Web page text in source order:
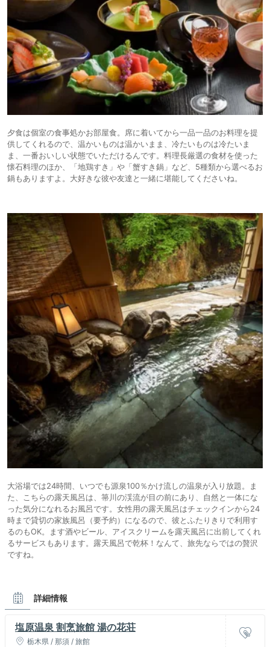
夕食は個室の食事処かお部屋食。席に着いてから一品一品のお料理を提
供してくれるので、温かいものは温かいまま、冷たいものは冷たいま
ま、一番おいしい状態でいただけるんです。料理長厳選の食材を使った
懐石料理のほか、「地鶏すき」や「蟹すき鍋」など、5種類から選べるお
鍋もありますよ。大好きな彼や友達と一緒に堪能してくださいね。
大浴場では24時間、いつでも源泉100％かけ流しの温泉が入り放題。ま
た、こちらの露天風呂は、箒川の渓流が目の前にあり、自然と一体にな
った気分になれるお風呂です。女性用の露天風呂はチェックインから24
時まで貸切の家族風呂（要予約）になるので、彼とふたりきりで利用す
るのもOK。ます酒やビール、アイスクリームを露天風呂に出前してくれ
るサービスもあります。露天風呂で乾杯！なんて、旅先ならではの贅沢
ですね。
詳細情報
塩原温泉 割烹旅館 湯の花荘
栃木県 / 那須 / 旅館